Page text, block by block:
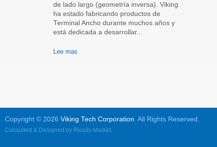
de lado largo (geometría inversa). Viking
ha estado fabricando productos de
Terminal Ancho durante muchos años y
está dedicada a desarrollar...
Lee mas
Copyright © 2026 Viking Tech Corporation. All Rights Reserved.
Consulted & Designed by Ready-Market.